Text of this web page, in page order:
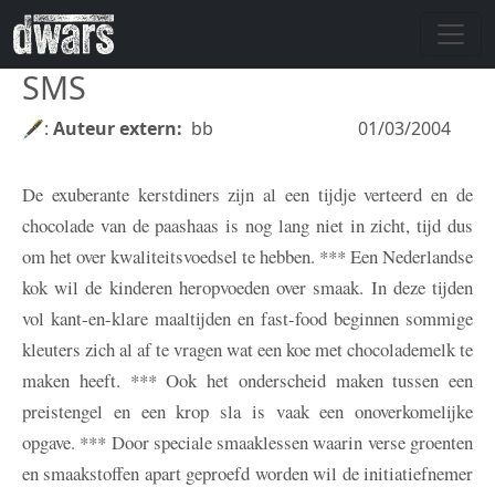
Skip to main content
SMS
01/03/2004
🖋: Auteur extern bb
De exuberante kerstdiners zijn al een tijdje verteerd en de
chocolade van de paashaas is nog lang niet in zicht, tijd dus
om het over kwaliteitsvoedsel te hebben. *** Een Nederlandse
kok wil de kinderen heropvoeden over smaak. In deze tijden
vol kant-en-klare maaltijden en fast-food beginnen sommige
kleuters zich al af te vragen wat een koe met chocolademelk te
maken heeft. *** Ook het onderscheid maken tussen een
preistengel en een krop sla is vaak een onoverkomelijke
opgave. *** Door speciale smaaklessen waarin verse groenten
en smaakstoffen apart geproefd worden wil de initiatiefnemer